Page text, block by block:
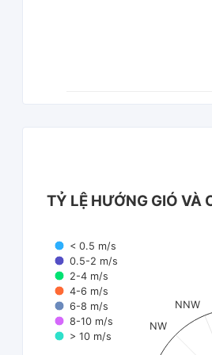
TỶ LỆ HƯỚNG GIÓ VÀ
< 0.5 m/s
0.5-2 m/s
2-4 m/s
4-6 m/s
6-8 m/s
8-10 m/s
> 10 m/s
NW
NNW